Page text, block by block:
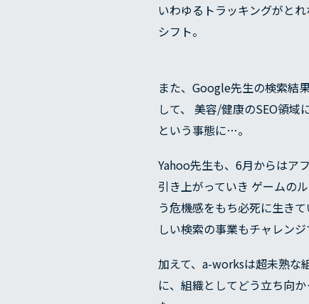
いわゆるトラッキングがと
シフト。
また、Google先生の検索結
して、 美容/健康のSEO領
という事態に…。
Yahoo先生も、6月からはア
引き上がっていき ゲームの
う危機感をもち必死に生き
しい検索の事業もチャレン
加えて、a-worksは超未熟な
に、組織としてどう立ち向